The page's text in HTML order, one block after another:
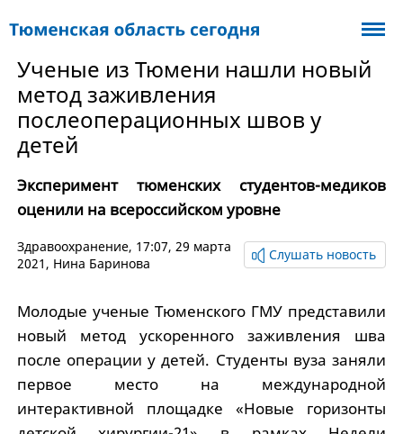
Ученые из Тюмени нашли новый
метод заживления
послеоперационных швов у
детей
Эксперимент тюменских студентов-медиков
оценили на всероссийском уровне
Здравоохранение, 17:07, 29 марта
2021, Нина Баринова
Слушать новость
Молодые ученые Тюменского ГМУ представили
новый метод ускоренного заживления шва
после операции у детей. Студенты вуза заняли
первое место на международной
интерактивной площадке «Новые горизонты